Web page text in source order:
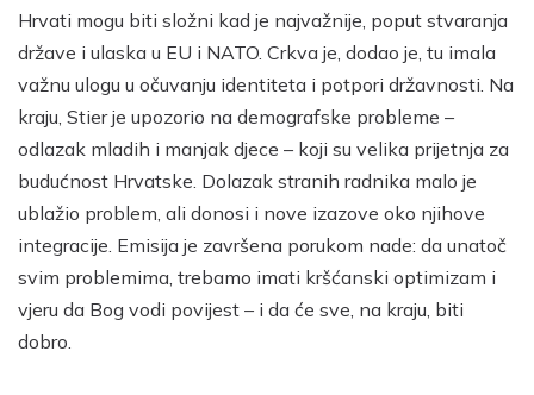
Hrvati mogu biti složni kad je najvažnije, poput stvaranja
države i ulaska u EU i NATO. Crkva je, dodao je, tu imala
važnu ulogu u očuvanju identiteta i potpori državnosti. Na
kraju, Stier je upozorio na demografske probleme –
odlazak mladih i manjak djece – koji su velika prijetnja za
budućnost Hrvatske. Dolazak stranih radnika malo je
ublažio problem, ali donosi i nove izazove oko njihove
integracije. Emisija je završena porukom nade: da unatoč
svim problemima, trebamo imati kršćanski optimizam i
vjeru da Bog vodi povijest – i da će sve, na kraju, biti
dobro.